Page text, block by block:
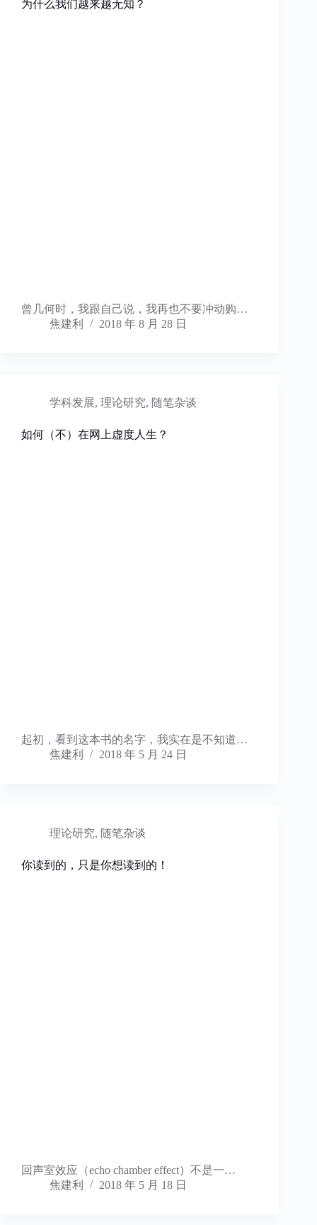
为什么我们越来越无知？
曾几何时，我跟自己说，我再也不要冲动购…
焦建利
2018 年 8 月 28 日
学科发展, 理论研究, 随笔杂谈
如何（不）在网上虚度人生？
起初，看到这本书的名字，我实在是不知道…
焦建利
2018 年 5 月 24 日
理论研究, 随笔杂谈
你读到的，只是你想读到的！
回声室效应（echo chamber effect）不是一…
焦建利
2018 年 5 月 18 日